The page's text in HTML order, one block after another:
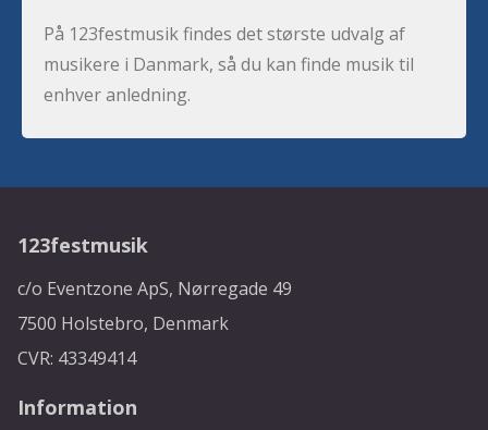
På 123festmusik findes det største udvalg af
musikere i Danmark, så du kan finde musik til
enhver anledning.
123festmusik
c/o Eventzone ApS, Nørregade 49
7500 Holstebro, Denmark
CVR: 43349414
Information